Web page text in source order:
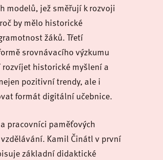
modelů, jež směřují k rozvoji
by mělo historické
žáků. Třetí
srovnávacího výzkumu
historické myšlení a
pozitivní trendy, ale i
formát digitální učebnice.
pracovníci paměťových
Kamil Činátl v první
základní didaktické